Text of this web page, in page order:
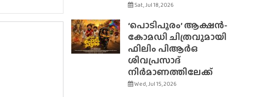
Sat, Jul 18, 2026
‘പൊടിപൂരം’ ആക്ഷൻ-
കോമഡി ചിത്രവുമായി
ഫിലിം പിആർഒ
ശിവപ്രസാദ്
നിർമാണത്തിലേക്ക്
Wed, Jul 15, 2026